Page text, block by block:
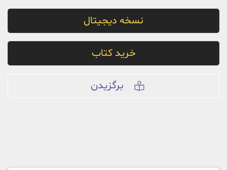
نسخه دیجیتال
خرید کتاب
برگزیدن